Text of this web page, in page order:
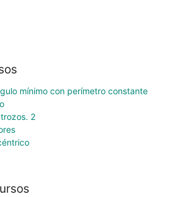
mínimo con perímetro constante
2